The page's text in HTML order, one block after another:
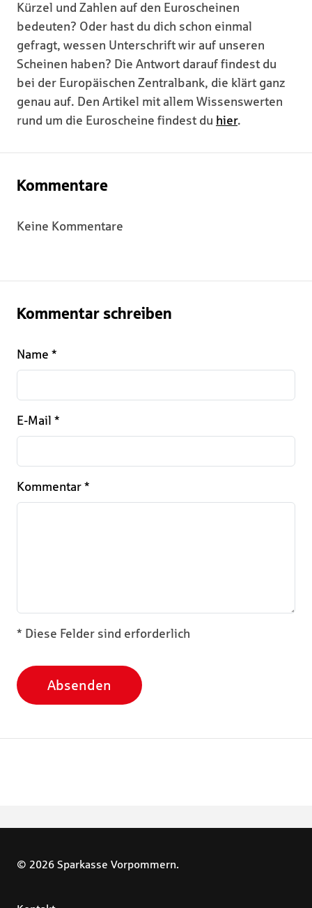
Kürzel und Zahlen auf den Euroscheinen
bedeuten? Oder hast du dich schon einmal
gefragt, wessen Unterschrift wir auf unseren
Scheinen haben? Die Antwort darauf findest du
bei der Europäischen Zentralbank, die klärt ganz
genau auf. Den Artikel mit allem Wissenswerten
rund um die Euroscheine findest du hier.
Kommentare
Keine Kommentare
Kommentar schreiben
Name *
E-Mail *
Kommentar *
* Diese Felder sind erforderlich
Absenden
© 2026 Sparkasse Vorpommern.